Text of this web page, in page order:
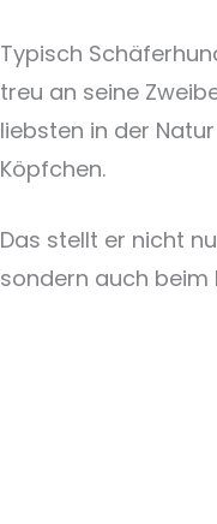
Typisch
treu an seine
liebsten in der
Köpfchen.
Das stellt er nicht
sondern auch beim